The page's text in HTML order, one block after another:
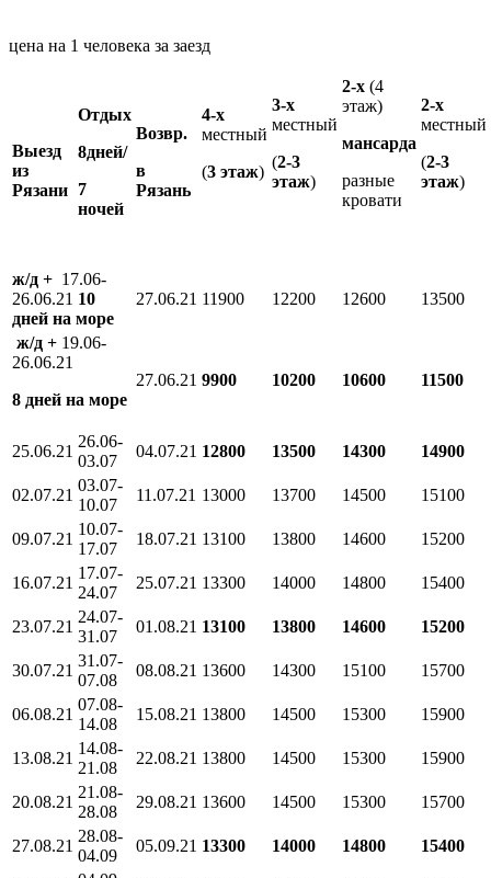
цена на 1 человека за заезд
Выезд
из
Рязани
Отдых
8дней/
7
ночей
Возвр.
в
Рязань
4-х
местный
(3 этаж)
3-х
местный
(2-3
этаж)
2-х (4
этаж)
мансарда
разные
кровати
2-х
местный
(2-3
этаж)
ж/д + 17.06-
26.06.21 10
дней на море
27.06.21 11900 12200 12600 13500
ж/д + 19.06-
26.06.21
8 дней на море
27.06.21 9900 10200 10600 11500
25.06.21
26.06-
03.07
04.07.21 12800 13500 14300 14900
02.07.21
03.07-
10.07
11.07.21 13000 13700 14500 15100
09.07.21
10.07-
17.07
18.07.21 13100 13800 14600 15200
16.07.21
17.07-
24.07
25.07.21 13300 14000 14800 15400
23.07.21
24.07-
31.07
01.08.21 13100 13800 14600 15200
30.07.21
31.07-
07.08
08.08.21 13600 14300 15100 15700
06.08.21
07.08-
14.08
15.08.21 13800 14500 15300 15900
13.08.21
14.08-
21.08
22.08.21 13800 14500 15300 15900
20.08.21
21.08-
28.08
29.08.21 13600 14500 15300 15700
27.08.21
28.08-
04.09
05.09.21 13300 14000 14800 15400